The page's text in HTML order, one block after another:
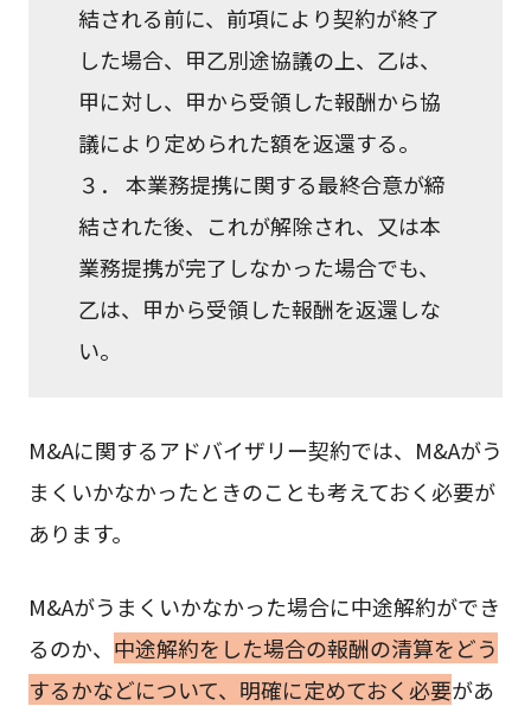
結される前に、前項により契約が終了
した場合、甲乙別途協議の上、乙は、
甲に対し、甲から受領した報酬から協
議により定められた額を返還する。
３． 本業務提携に関する最終合意が締
結された後、これが解除され、又は本
業務提携が完了しなかった場合でも、
乙は、甲から受領した報酬を返還しな
い。
M&Aに関するアドバイザリー契約では、M&Aがう
まくいかなかったときのことも考えておく必要が
あります。
M&Aがうまくいかなかった場合に中途解約ができ
るのか、 中途解約をした場合の報酬の清算をどう
するかなどについて、明確に定めておく必要があ